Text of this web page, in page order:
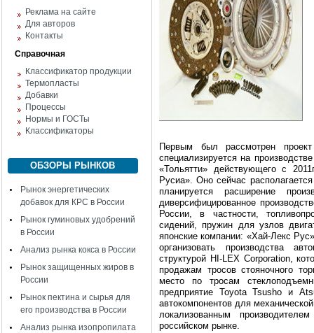
Реклама на сайте
Для авторов
Контакты
Справочная
Классификатор продукции
Термопласты
Добавки
Процессы
Нормы и ГОСТы
Классификаторы
ОБЗОРЫ РЫНКОВ
Рынок энергетических
добавок для КРС в России
Рынок гуминовых удобрений
в России
Анализ рынка кокса в России
Рынок защищенных жиров в
России
Рынок пектина и сырья для
его производства в России
Анализ рынка изопропилата
Первым был рассмотрен
специализируется на
«Тольятти» действующего c
Русиа». Оно сейчас
планируется расширение
диверсифицированное
России, в частности,
сидений, пружин для узлов
японские компании: «Хай-Лекс
организовать производства
структурой HI-LEX Corporation,
продажам тросов стояночного
место по тросам
предприятие Toyota Tsusho и
автокомпонентов для
локализованным
российском рынке.